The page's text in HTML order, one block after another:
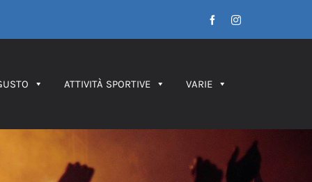
FacebookInstagram
ATTIVITÀ SPORTIVE VARIE